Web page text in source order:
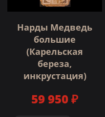
Нарды Медведь
большие
(Карельская
береза,
инкрустация)
59 950 ₽